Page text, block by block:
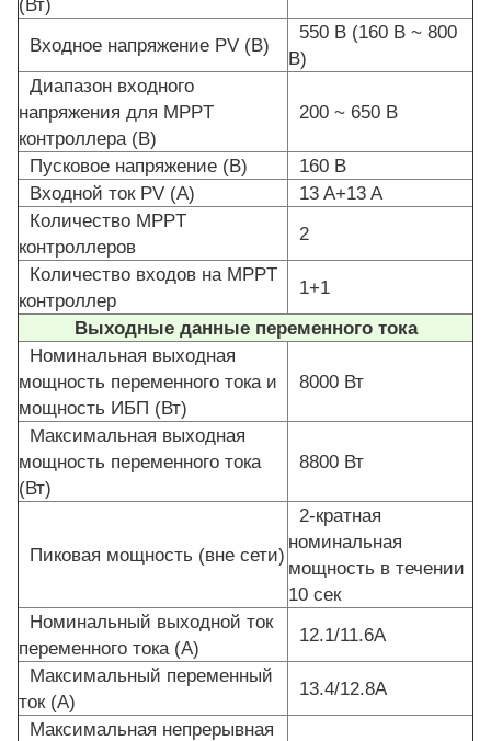
Входное напряжение PV (В)
550 В (160 В ~ 800
В)
Диапазон входного
напряжения для MPPT
контроллера (В)
200 ~ 650 В
Пусковое напряжение (В)
160 В
Входной ток PV (A)
13 A+13 A
Количество MPPT
контроллеров
2
Количество входов на MPPT
контроллер
1+1
Выходные данные переменного тока
Номинальная выходная
мощность переменного тока и
мощность ИБП (Вт)
8000 Вт
Максимальная выходная
мощность переменного тока
(Вт)
8800 Вт
Пиковая мощность (вне сети)
2-кратная
номинальная
мощность в течении
10 сек
Номинальный выходной ток
переменного тока (A)
12.1/11.6A
Максимальный переменный
ток (А)
13.4/12.8A
Максимальная непрерывная